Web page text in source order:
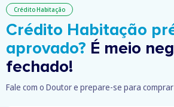
Crédito Habitação
Crédito Habitação
aprovado? É meio
fechado!
Fale com o Doutor e prepare-se para